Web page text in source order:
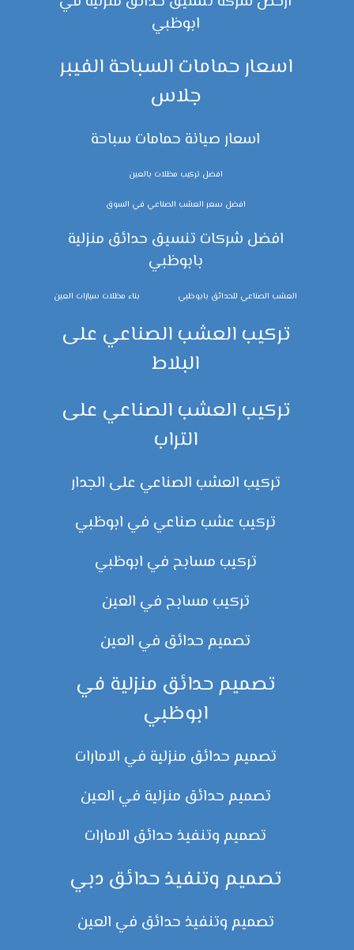
ابوظبي
اسعار حمامات السباحة الفيبر
جلاس
اسعار صيانة حمامات سباحة
افضل تركيب مظلات بالعين
افضل سعر العشب الصناعي في السوق
افضل شركات تنسيق حدائق منزلية
بابوظبي
العشب الصناعي للحدائق بابوظبي بناء مظلات سيارات العين
تركيب العشب الصناعي على
البلاط
تركيب العشب الصناعي على
التراب
تركيب العشب الصناعي على الجدار
تركيب عشب صناعي في ابوظبي
تركيب مسابح في ابوظبي
تركيب مسابح في العين
تصميم حدائق في العين
تصميم حدائق منزلية في
ابوظبي
تصميم حدائق منزلية في الامارات
تصميم حدائق منزلية في العين
تصميم وتنفيذ حدائق الامارات
تصميم وتنفيذ حدائق دبي
تصميم وتنفيذ حدائق في العين